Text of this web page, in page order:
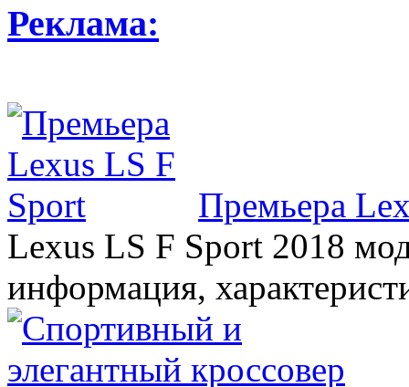
Реклама:
Премьера
Lexus LS F Sport 2018
информация,